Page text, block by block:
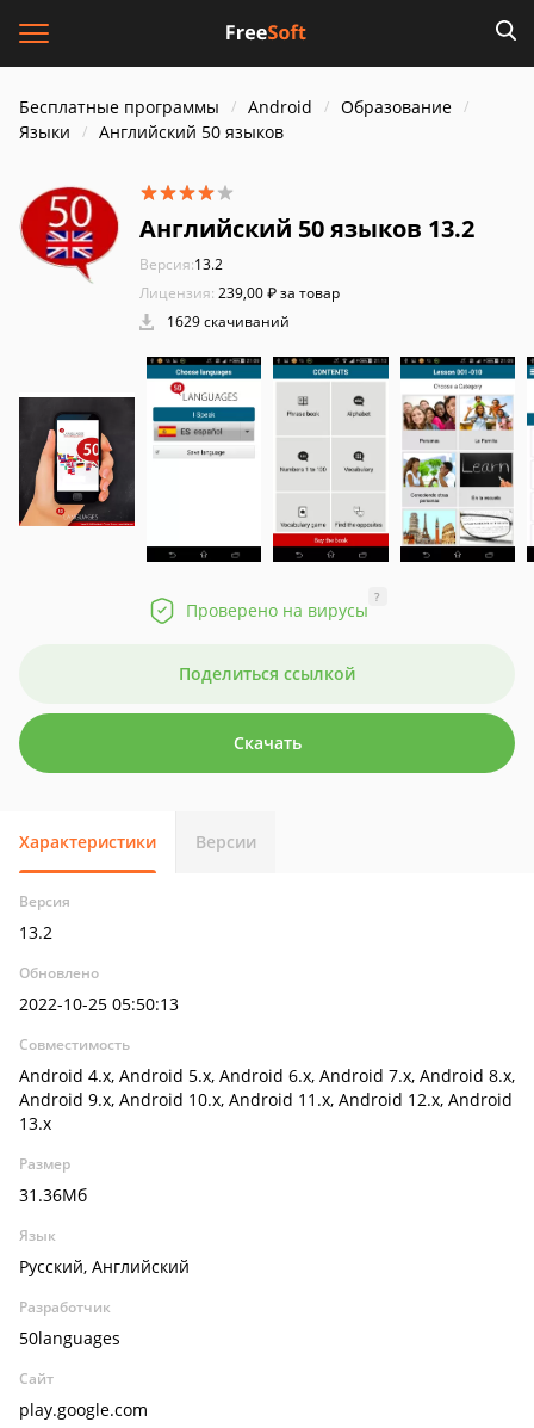
Бесплатные программы Android
Образование
Языки
Английский 50 языков
Английский 50 языков 13.2
Версия:13.2
Лицензия: 239,00 ₽ за товар
1629 скачиваний
Проверено на вирусы
?
Поделиться ссылкой
Скачать
Характеристики Версии
Версия
13.2
Обновлено
2022-10-25 05:50:13
Совместимость
Android 4.x, Android 5.x, Android 6.x, Android 7.x, Android 8.x,
Android 9.x, Android 10.x, Android 11.x, Android 12.x, Android
13.x
Размер
31.36Мб
Язык
Русский, Английский
Разработчик
50languages
Сайт
play.google.com